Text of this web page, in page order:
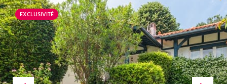
EXCLUSIVITÉ